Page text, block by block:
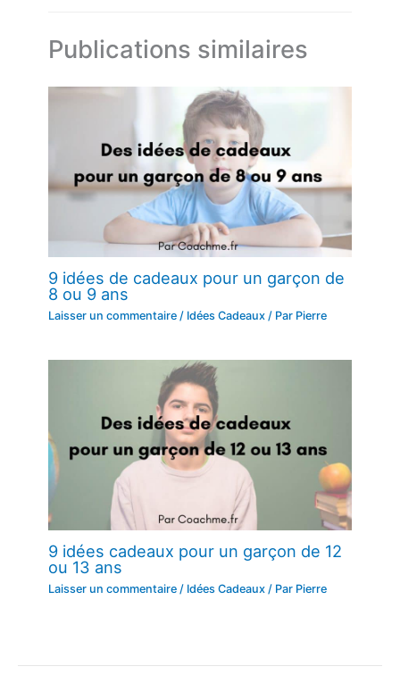
Publications similaires
9 idées de cadeaux pour un garçon de
8 ou 9 ans
Laisser un commentaire / Idées Cadeaux / Par Pierre
9 idées cadeaux pour un garçon de 12
ou 13 ans
Laisser un commentaire / Idées Cadeaux / Par Pierre